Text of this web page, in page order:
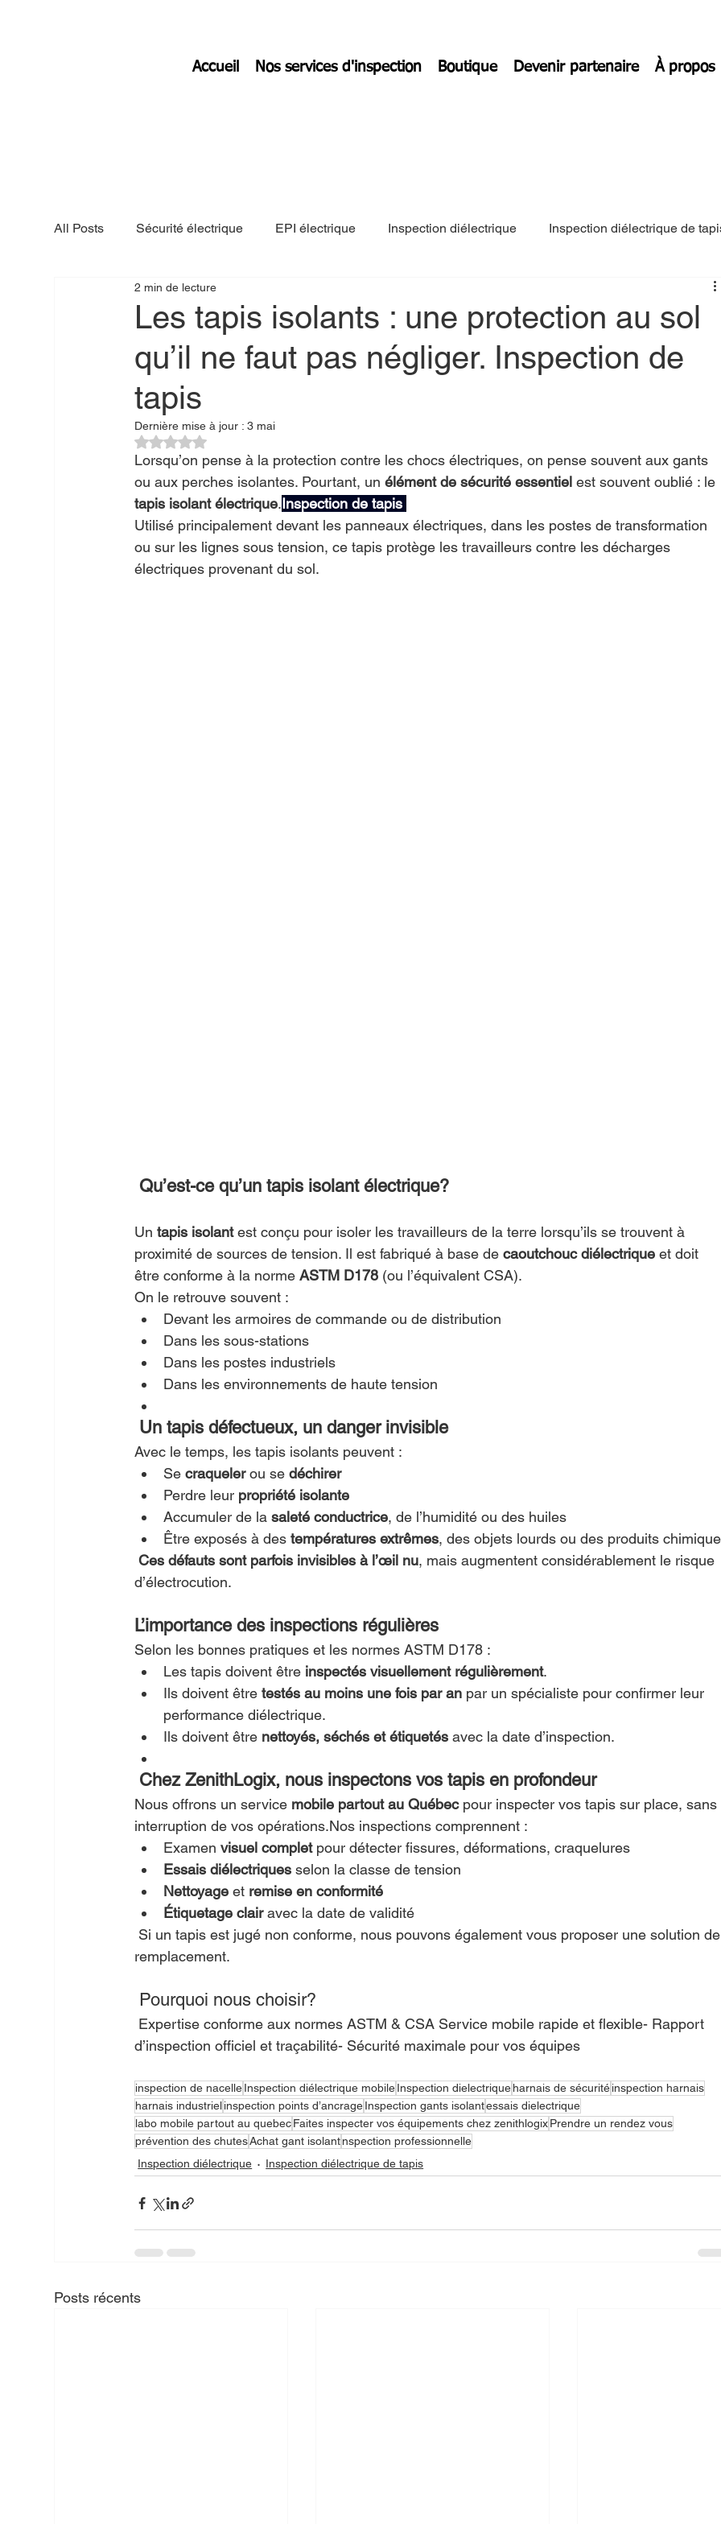
Accueil Nos services d'inspection Boutique Devenir partenaire À propos
All Posts Sécurité électrique EPI électrique Inspection diélectrique Inspection diélectrique de
safecontractor zenithlogix.ca
Les tapis isolants : une protection au sol
qu’il ne faut pas négliger. Inspection de
tapis
2 min de lecture
Dernière mise à jour :3 mai
Noté NaN étoiles sur 5.
Lorsqu’on pense à la protection contre les chocs électriques, on pense souvent aux gants
ou aux perches isolantes. Pourtant, un élément de sécurité essentiel est souvent oublié : le
tapis isolant électrique.Inspection de tapis
Utilisé principalement devant les panneaux électriques, dans les postes de transformation
ou sur les lignes sous tension, ce tapis protège les travailleurs contre les décharges
électriques provenant du sol.
Qu’est-ce qu’un tapis isolant électrique?
Un tapis isolant est conçu pour isoler les travailleurs de la terre lorsqu’ils se trouvent à
proximité de sources de tension. Il est fabriqué à base de caoutchouc diélectrique et doit
être conforme à la norme ASTM D178 (ou l’équivalent CSA).
On le retrouve souvent :
Devant les armoires de commande ou de distribution
Dans les sous-stations
Dans les postes industriels
Dans les environnements de haute tension
Un tapis défectueux, un danger invisible
Avec le temps, les tapis isolants peuvent :
Se craqueler ou se déchirer
Perdre leur propriété isolante
Accumuler de la saleté conductrice, de l’humidité ou des huiles
Être exposés à des températures extrêmes, des objets lourds ou des produits
Ces défauts sont parfois invisibles à l’œil nu, mais augmentent considérablement le risque
d’électrocution.
L’importance des inspections régulières
Selon les bonnes pratiques et les normes ASTM D178 :
Les tapis doivent être inspectés visuellement régulièrement.
Ils doivent être testés au moins une fois par an par un spécialiste pour confirmer leur
performance diélectrique.
Ils doivent être nettoyés, séchés et étiquetés avec la date d’inspection.
Chez ZenithLogix, nous inspectons vos tapis en profondeur
Nous offrons un service mobile partout au Québec pour inspecter vos tapis sur place, sans
interruption de vos opérations.Nos inspections comprennent :
Examen visuel complet pour détecter fissures, déformations, craquelures
Essais diélectriques selon la classe de tension
Nettoyage et remise en conformité
Étiquetage clair avec la date de validité
remplacement.
Pourquoi nous choisir?
d’inspection officiel et traçabilité- Sécurité maximale pour vos équipes
inspection de nacelleInspection diélectrique mobileInspection dielectriqueharnais de sécuritéinspection harnais
harnais industrielinspection points d’ancrageInspection gants isolantessais dielectrique
labo mobile partout au quebecFaites inspecter vos équipements chez zenithlogixPrendre un rendez vous
prévention des chutesAchat gant isolantnspection professionnelle
Inspection diélectrique
Inspection diélectrique de tapis
Posts récents